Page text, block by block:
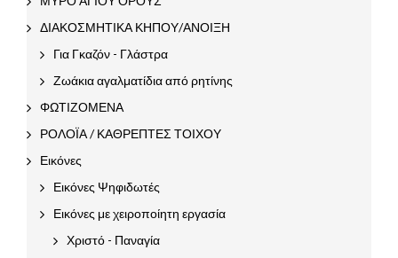
ΔΙΑΚΟΣΜΗΤΙΚΑ ΚΗΠΟΥ/ΑΝΟΙΞΗ
Για Γκαζόν - Γλάστρα
Ζωάκια αγαλματίδια από ρητίνης
ΦΩΤΙΖΟΜΕΝΑ
ΡΟΛΟΪΑ / ΚΑΘΡΕΠΤΕΣ ΤΟΙΧΟΥ
Εικόνες
Εικόνες Ψηφιδωτές
Εικόνες με χειροποίητη εργασία
Χριστό - Παναγία